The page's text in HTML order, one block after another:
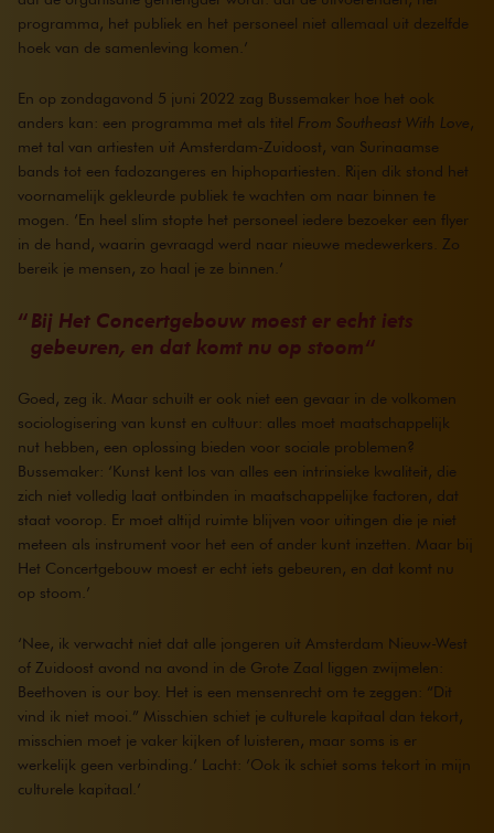
programma, het publiek en het personeel niet allemaal uit dezelfde
hoek van de samenleving komen.’
En op zondagavond 5 juni 2022 zag Bussemaker hoe het ook
anders kan: een programma met als titel From Southeast With Love,
met tal van artiesten uit Amsterdam-Zuidoost, van Surinaamse
bands tot een fadozangeres en hiphopartiesten. Rijen dik stond het
voornamelijk gekleurde publiek te wachten om naar binnen te
mogen. ’En heel slim stopte het personeel iedere bezoeker een flyer
in de hand, waarin gevraagd werd naar nieuwe medewerkers. Zo
bereik je mensen, zo haal je ze binnen.’
Bij Het Concertgebouw moest er echt iets
gebeuren, en dat komt nu op stoom
Goed, zeg ik. Maar schuilt er ook niet een gevaar in de volkomen
sociologisering van kunst en cultuur: alles moet maatschappelijk
nut hebben, een oplossing bieden voor sociale problemen?
Bussemaker: ‘Kunst kent los van alles een intrinsieke kwaliteit, die
zich niet volledig laat ontbinden in maatschappelijke factoren, dat
staat voorop. Er moet altijd ruimte blijven voor uitingen die je niet
meteen als instrument voor het een of ander kunt inzetten. Maar bij
Het Concertgebouw moest er echt iets gebeuren, en dat komt nu
op stoom.’
‘Nee, ik verwacht niet dat alle jongeren uit Amsterdam Nieuw-West
of Zuidoost avond na avond in de Grote Zaal liggen zwijmelen:
Beethoven is our boy. Het is een mensenrecht om te zeggen: “Dit
vind ik niet mooi.” Misschien schiet je culturele kapitaal dan tekort,
misschien moet je vaker kijken of luisteren, maar soms is er
werkelijk geen verbinding.’ Lacht: ’Ook ik schiet soms tekort in mijn
culturele kapitaal.’